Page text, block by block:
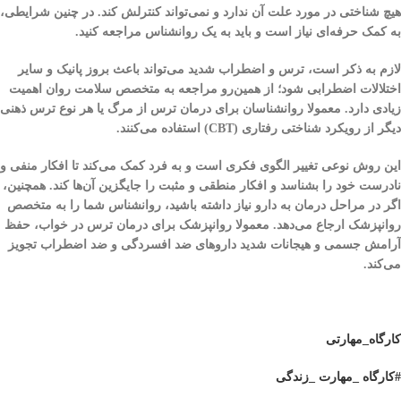
هیچ شناختی در مورد علت آن ندارد و نمی‌تواند کنترلش کند. در چنین شرایطی،
به کمک حرفه‌ای نیاز است و باید به یک روانشناس مراجعه کنید.
لازم به ذکر است، ترس و اضطراب شدید می‌تواند باعث بروز پانیک و سایر
اختلالات اضطرابی شود؛ از همین‌رو مراجعه به متخصص سلامت روان اهمیت
زیادی دارد. معمولا روانشناسان برای درمان ترس از مرگ یا هر نوع ترس ذهنی
دیگر از رویکرد شناختی رفتاری (CBT) استفاده می‌کنند.
این روش نوعی تغییر الگوی فکری است و به فرد کمک می‌کند تا افکار منفی و
نادرست خود را بشناسد و افکار منطقی و مثبت را جایگزین آن‌ها کند. همچنین،
اگر در مراحل درمان به دارو نیاز داشته باشید، روانشناس شما را به متخصص
روانپزشک ارجاع می‌دهد. معمولا روانپزشک برای درمان ترس در خواب، حفظ
آرامش جسمی و هیجانات شدید داروهای ضد افسردگی و ضد اضطراب تجویز
می‌کند.
کارگاه_مهارتی
#کارگاه _مهارت _زندگی